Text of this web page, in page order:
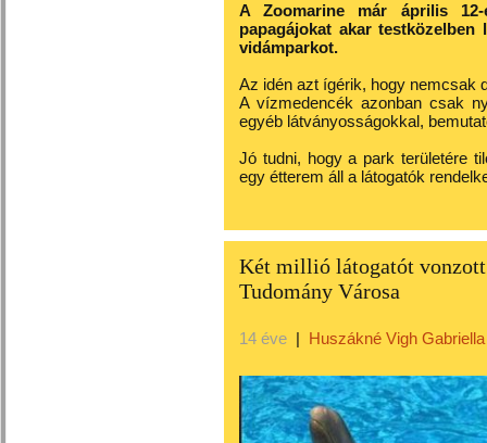
A Zoomarine már április
papagájokat akar
vidámparkot.
Az idén azt ígérik, hogy nemcsak
A vízmedencék azonban csak
egyéb látványosságokkal,
Jó tudni, hogy a park területére
egy étterem áll a látogatók
Két millió látogatót vonzott
Tudomány Városa
14 éve | Huszákné Vigh Gabriella